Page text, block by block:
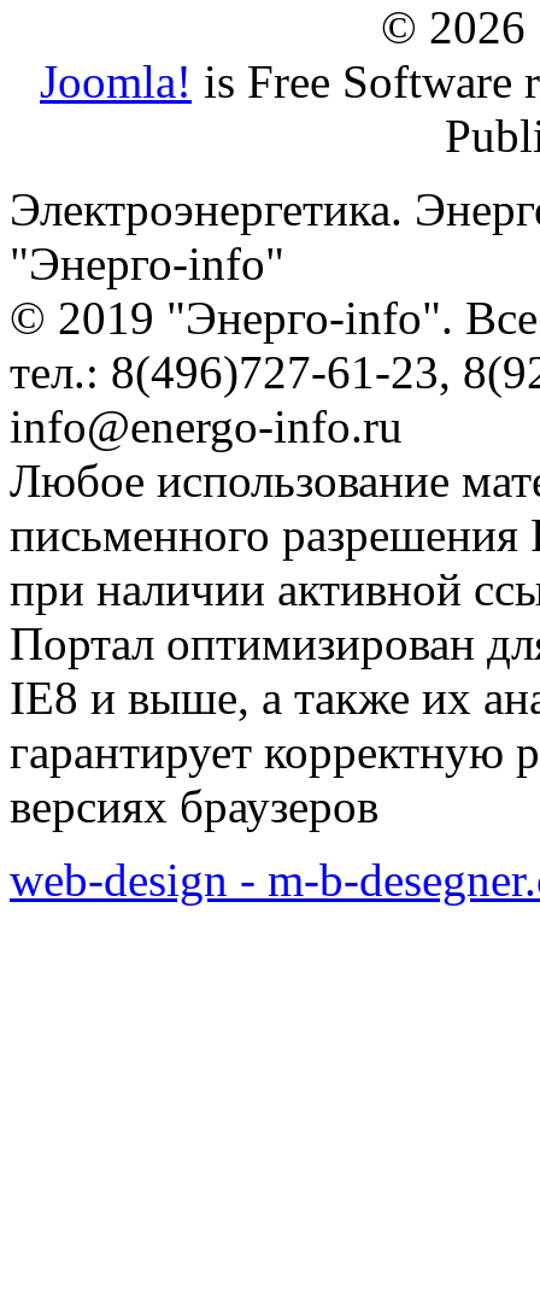
© 2026
Joomla! is Free Software
Электроэнергетика.
"Энерго-info"
© 2019 "Энерго-info".
тел.: 8(496)727-61-23,
info@energo-info.ru
Любое использование
письменного разрешения
при наличии активной
Портал оптимизирован
IE8 и выше, а также их
гарантирует корректную
версиях браузеров
web-design - m-b-